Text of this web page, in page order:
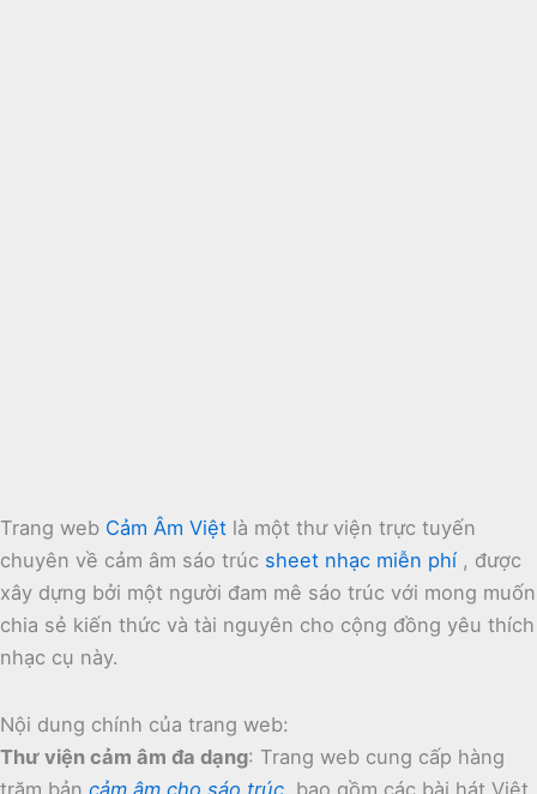
Trang web Cảm Âm Việt là một thư viện trực tuyến
chuyên về cảm âm sáo trúc sheet nhạc miễn phí , được
xây dựng bởi một người đam mê sáo trúc với mong muốn
chia sẻ kiến thức và tài nguyên cho cộng đồng yêu thích
nhạc cụ này.
Nội dung chính của trang web:
Thư viện cảm âm đa dạng: Trang web cung cấp hàng
trăm bản cảm âm cho sáo trúc, bao gồm các bài hát Việt